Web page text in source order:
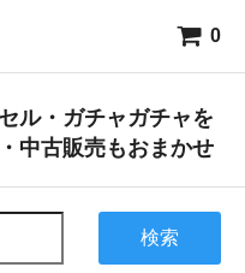
0
ル・ガチャガチャを
中古販売もおまかせ
検索